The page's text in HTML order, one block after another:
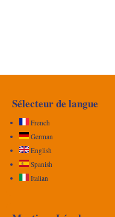
Sélecteur de langue
French
German
English
Spanish
Italian